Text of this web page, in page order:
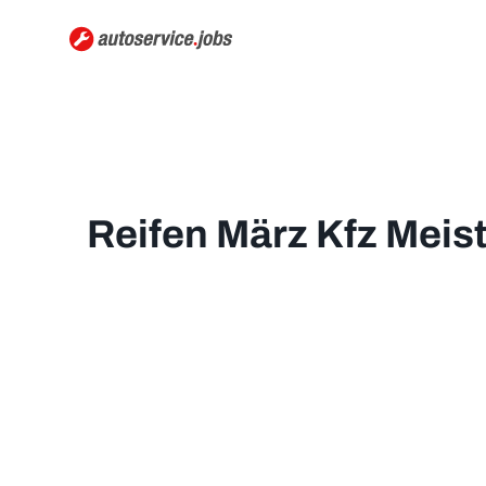
Reifen März Kfz